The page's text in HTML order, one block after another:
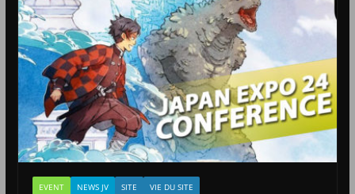
EVENT NEWS JV SITE VIE DU SITE